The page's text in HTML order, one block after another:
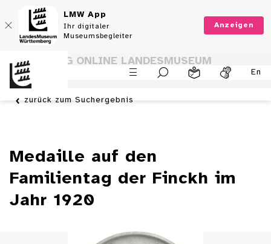
LMW App
Ihr digitaler
Museumsbegleiter
Anzeigen
En
SAMMLUNG ONLINE LANDESMUSEUM
WÜRTTEMBERG
zurück zum Suchergebnis
Medaille auf den
Familientag der Finckh im
Jahr 1920